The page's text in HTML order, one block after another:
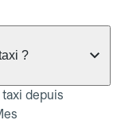
?
depuis